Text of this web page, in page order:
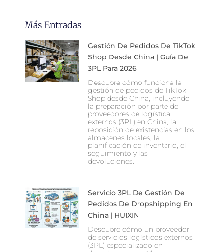
Más Entradas
Gestión De Pedidos De TikTok
Shop Desde China | Guía De
3PL Para 2026
Descubre cómo funciona la
gestión de pedidos de TikTok
Shop desde China, incluyendo
la preparación por parte de
proveedores de logística
externos (3PL) en China, la
reposición de existencias en los
almacenes locales, la
planificación de inventario, el
seguimiento y las
devoluciones.
Servicio 3PL De Gestión De
Pedidos De Dropshipping En
China | HUIXIN
Descubre cómo un proveedor
de servicios logísticos externos
(3PL) especializado en